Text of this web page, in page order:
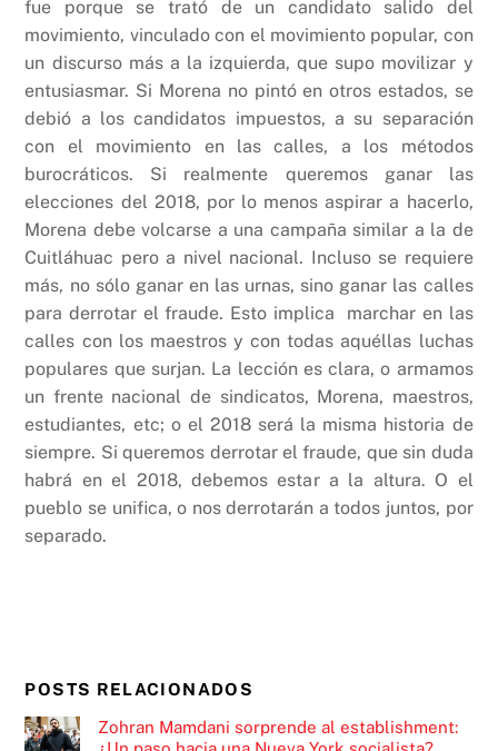
fue porque se trató de un candidato salido del
movimiento, vinculado con el movimiento popular, con
un discurso más a la izquierda, que supo movilizar y
entusiasmar. Si Morena no pintó en otros estados, se
debió a los candidatos impuestos, a su separación
con el movimiento en las calles, a los métodos
burocráticos. Si realmente queremos ganar las
elecciones del 2018, por lo menos aspirar a hacerlo,
Morena debe volcarse a una campaña similar a la de
Cuitláhuac pero a nivel nacional. Incluso se requiere
más, no sólo ganar en las urnas, sino ganar las calles
para derrotar el fraude. Esto implica marchar en las
calles con los maestros y con todas aquéllas luchas
populares que surjan. La lección es clara, o armamos
un frente nacional de sindicatos, Morena, maestros,
estudiantes, etc; o el 2018 será la misma historia de
siempre. Si queremos derrotar el fraude, que sin duda
habrá en el 2018, debemos estar a la altura. O el
pueblo se unifica, o nos derrotarán a todos juntos, por
separado.
POSTS RELACIONADOS
Zohran Mamdani sorprende al establishment: